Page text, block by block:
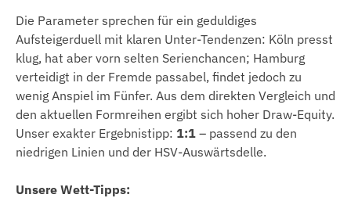
Die Parameter sprechen für ein geduldiges
Aufsteigerduell mit klaren Unter-Tendenzen: Köln presst
klug, hat aber vorn selten Serienchancen; Hamburg
verteidigt in der Fremde passabel, findet jedoch zu
wenig Anspiel im Fünfer. Aus dem direkten Vergleich und
den aktuellen Formreihen ergibt sich hoher Draw-Equity.
Unser exakter Ergebnistipp: 1:1 – passend zu den
niedrigen Linien und der HSV-Auswärtsdelle.
Unsere Wett-Tipps: